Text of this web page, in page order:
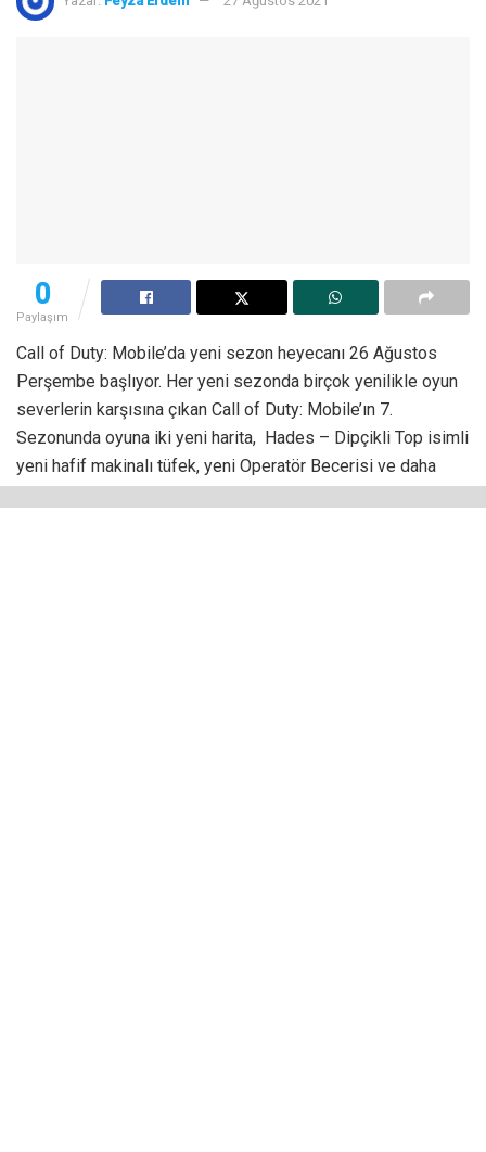
0
Paylaşım
Call of Duty: Mobile’da yeni sezon heyecanı 26 Ağustos
Perşembe başlıyor. Her yeni sezonda birçok yenilikle oyun
severlerin karşısına çıkan Call of Duty: Mobile’ın 7.
Sezonunda oyuna iki yeni harita, Hades – Dipçikli Top isimli
yeni hafif makinalı tüfek, yeni Operatör Becerisi ve daha